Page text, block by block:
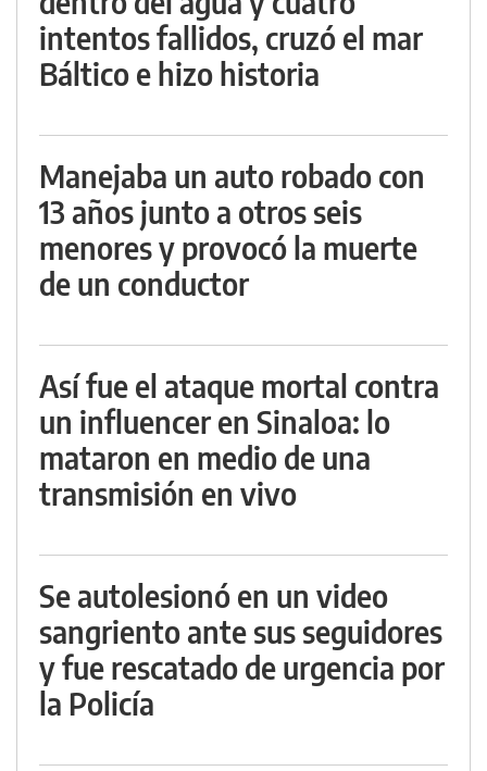
intentos fallidos, cruzó el mar
Báltico e hizo historia
Manejaba un auto robado con
13 años junto a otros seis
menores y provocó la muerte
de un conductor
Así fue el ataque mortal contra
un influencer en Sinaloa: lo
mataron en medio de una
transmisión en vivo
Se autolesionó en un video
sangriento ante sus seguidores
y fue rescatado de urgencia por
la Policía